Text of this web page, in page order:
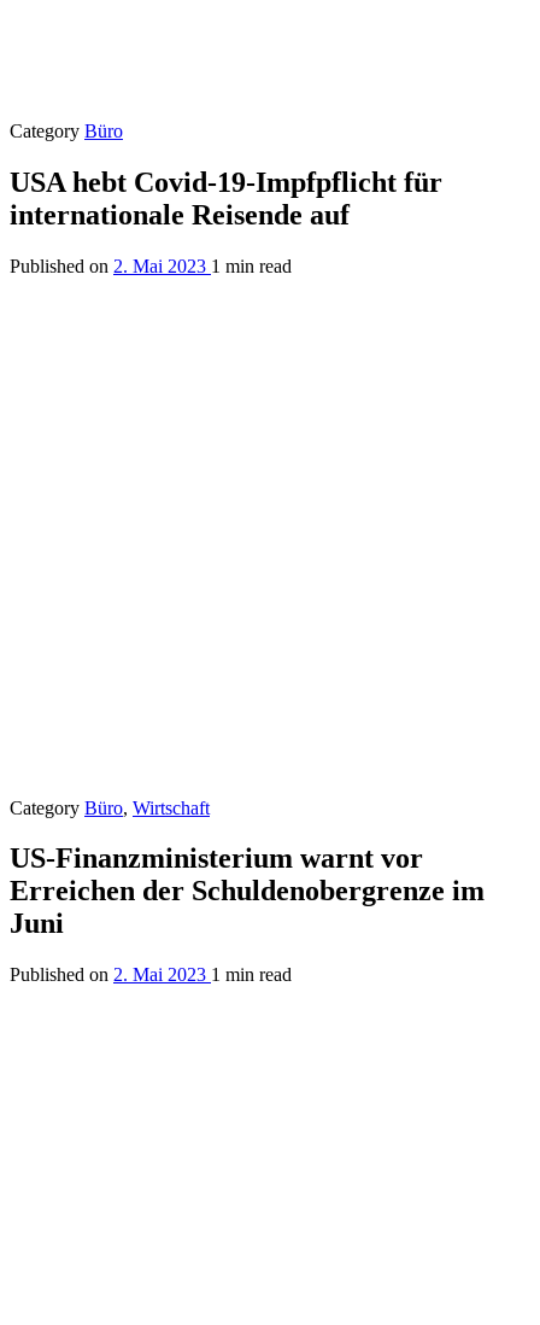
Category Büro
USA hebt Covid-19-Impfpflicht für
internationale Reisende auf
Published on 2. Mai 2023 1 min read
Category Büro, Wirtschaft
US-Finanzministerium warnt vor
Erreichen der Schuldenobergrenze im
Juni
Published on 2. Mai 2023 1 min read